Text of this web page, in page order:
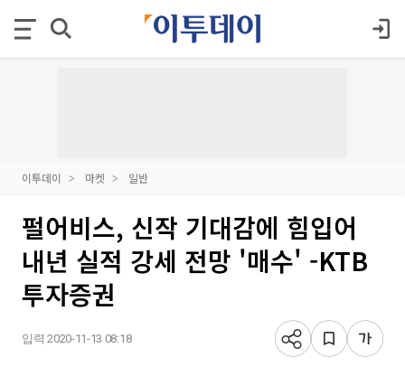
이투데이 마켓 일반
펄어비스, 신작 기대감에 힘입어
내년 실적 강세 전망 '매수' -KTB
투자증권
입력 2020-11-13 08:18